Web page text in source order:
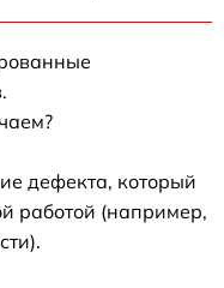
дефекта, который
работой (например,